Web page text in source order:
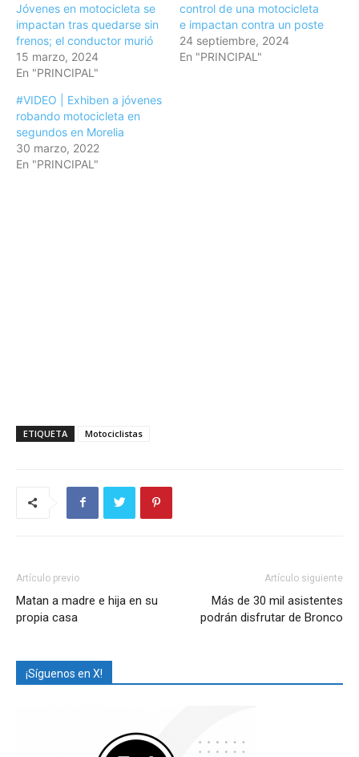
Jóvenes en motocicleta se
impactan tras quedarse sin
frenos; el conductor murió
15 marzo, 2024
En "PRINCIPAL"
control de una motocicleta
e impactan contra un poste
24 septiembre, 2024
En "PRINCIPAL"
#VIDEO | Exhiben a jóvenes
robando motocicleta en
segundos en Morelia
30 marzo, 2022
En "PRINCIPAL"
ETIQUETA Motociclistas
Artículo previo
Matan a madre e hija en su
propia casa
Artículo siguiente
Más de 30 mil asistentes
podrán disfrutar de Bronco
¡Síguenos en X!